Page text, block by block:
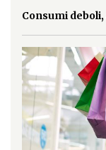
Consumi